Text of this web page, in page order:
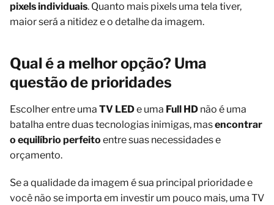
pixels individuais. Quanto mais pixels uma tela tiver,
maior será a nitidez e o detalhe da imagem.
Qual é a melhor opção? Uma
questão de prioridades
Escolher entre uma TV LEDe uma Full HD não é uma
batalha entre duas tecnologias inimigas, masencontrar
o equilíbrio perfeito entre suas necessidades e
orçamento.
Se a qualidade da imagem é sua principal prioridade e
você não se importa em investir um pouco mais, uma TV